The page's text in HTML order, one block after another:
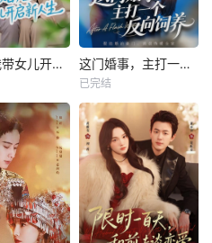
离婚后我带女儿开启新人生 这门婚事，主打一个反向饲养
已完结